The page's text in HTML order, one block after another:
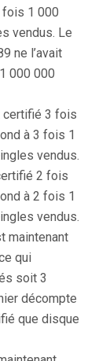
fois 1 000
vendus. Le
ne l’avait
000 000
certifié 3 fois
à 3 fois 1
vendus.
2 fois
à 2 fois 1
vendus.
maintenant
qui
soit 3
décompte
que disque